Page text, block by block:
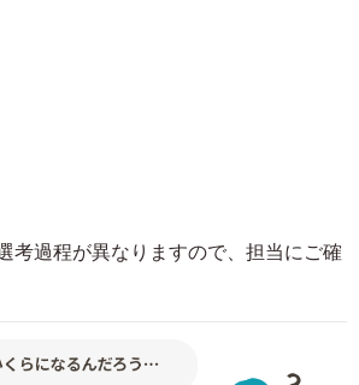
考過程が異なりますので、担当にご確